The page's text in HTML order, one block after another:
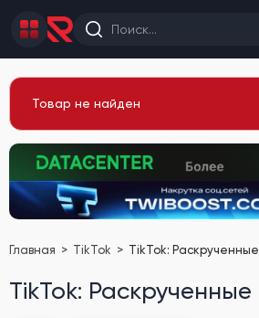
Товар не найден
Главная TikTok TikTok: Раскрученные
TikTok: Раскрученные